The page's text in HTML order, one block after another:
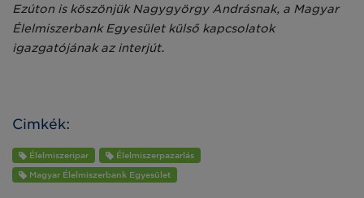
Ezúton is köszönjük Nagygyörgy Andrásnak, a Magyar
Élelmiszerbank Egyesület külső kapcsolatok
igazgatójának az interjút.
Cimkék:
Élelmiszeripar
Élelmiszerpazarlás
Magyar Élelmiszerbank Egyesület